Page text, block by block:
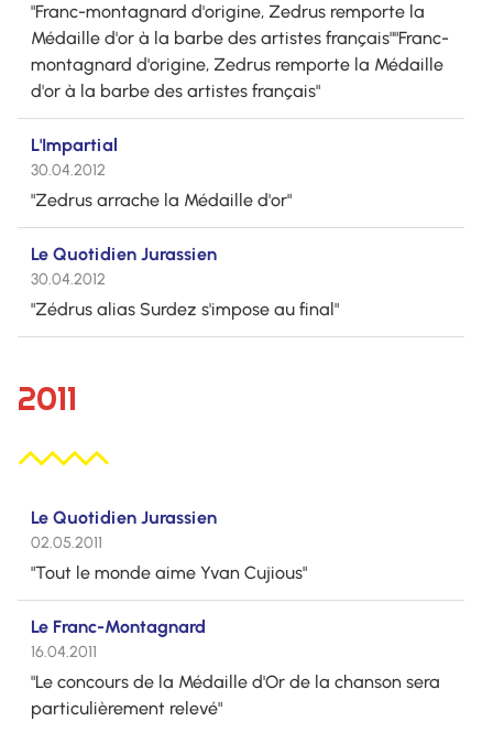
"Franc-montagnard d'origine, Zedrus remporte la
Médaille d'or à la barbe des artistes français""Franc-
montagnard d'origine, Zedrus remporte la Médaille
d'or à la barbe des artistes français"
L'Impartial
30.04.2012
"Zedrus arrache la Médaille d'or"
Le Quotidien Jurassien
30.04.2012
"Zédrus alias Surdez s'impose au final"
2011
Le Quotidien Jurassien
02.05.2011
"Tout le monde aime Yvan Cujious"
Le Franc-Montagnard
16.04.2011
"Le concours de la Médaille d'Or de la chanson sera
particulièrement relevé"